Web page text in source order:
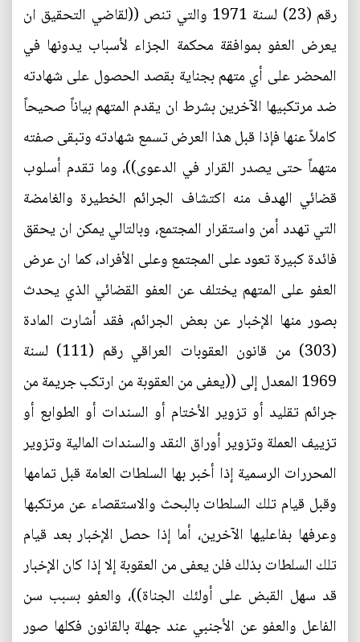
رقم (23) لسنة 1971 والتي تنص ((لقاضي التحقيق ان
يعرض العفو بموافقة محكمة الجزاء لأسباب يدونها في
المحضر على أي متهم بجناية بقصد الحصول على شهادته
ضد مرتكبيها الآخرين بشرط ان يقدم المتهم بياناً صحيحاً
كاملاً عنها فإذا قبل هذا العرض تسمع شهادته وتبقى صفته
متهماً حتى يصدر القرار في الدعوى))، وما تقدم أسلوب
قضائي الهدف منه اكتشاف الجرائم الخطيرة والغامضة
التي تهدد أمن واستقرار المجتمع، وبالتالي يمكن ان يحقق
فائدة كبيرة تعود على المجتمع وعلى الأفراد، كما ان عرض
العفو على المتهم يختلف عن العفو القضائي الذي يحدث
بصور منها الإخبار عن بعض الجرائم، فقد أشارت المادة
(303) من قانون العقوبات العراقي رقم (111) لسنة
1969 المعدل إلى ((يعفى من العقوبة من ارتكب جريمة من
جرائم تقليد أو تزوير الأختام أو السندات أو الطوابع أو
تزييف العملة وتزوير أوراق النقد والسندات المالية وتزوير
المحررات الرسمية إذا أخبر بها السلطات العامة قبل تمامها
وقبل قيام تلك السلطات بالبحث والاستقصاء عن مرتكبها
وعرفها بفاعليها الآخرين، أما إذا حصل الإخبار بعد قيام
تلك السلطات بذلك فلن يعفى من العقوبة إلا إذا كان الإخبار
قد سهل القبض على أولئك الجناة))، والعفو بسبب سن
الفاعل والعفو عن الأجنبي عند جهلة بالقانون فكلها صور